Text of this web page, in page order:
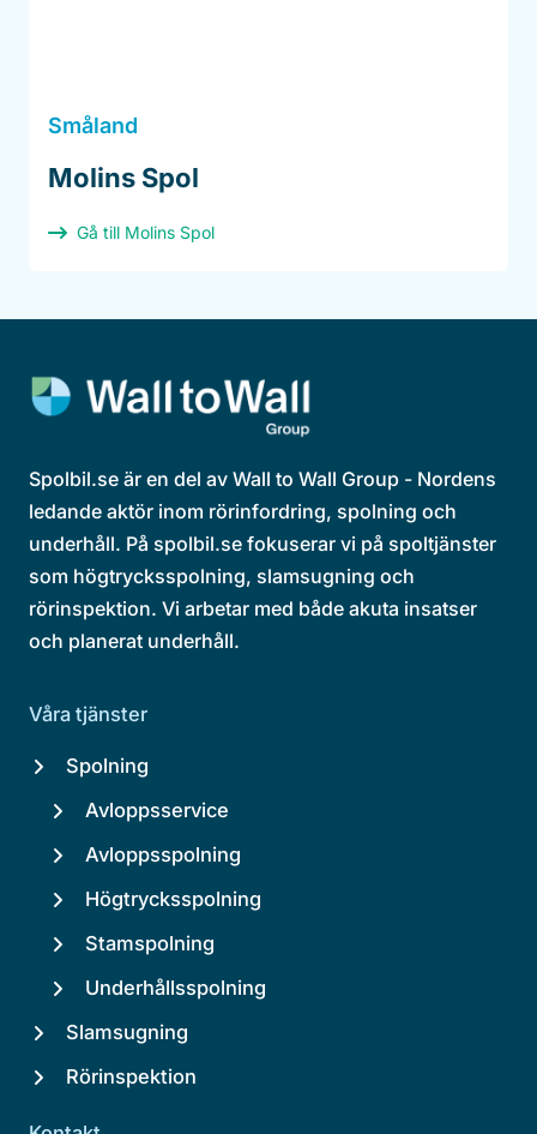
Småland
Molins Spol
Gå till Molins Spol
Spolbil.se är en del av Wall to Wall Group - Nordens
ledande aktör inom rörinfordring, spolning och
underhåll. På spolbil.se fokuserar vi på spoltjänster
som högtrycksspolning, slamsugning och
rörinspektion. Vi arbetar med både akuta insatser
och planerat underhåll.
Våra tjänster
Spolning
Avloppsservice
Avloppsspolning
Högtrycksspolning
Stamspolning
Underhållsspolning
Slamsugning
Rörinspektion